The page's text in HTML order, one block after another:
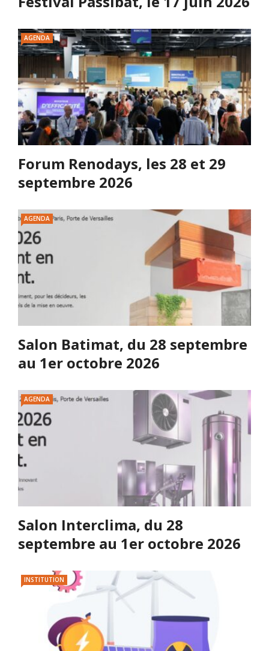
AGENDA
Forum Renodays, les 28 et 29
septembre 2026
AGENDA
Salon Batimat, du 28 septembre
au 1er octobre 2026
AGENDA
Salon Interclima, du 28
septembre au 1er octobre 2026
INSTITUTION